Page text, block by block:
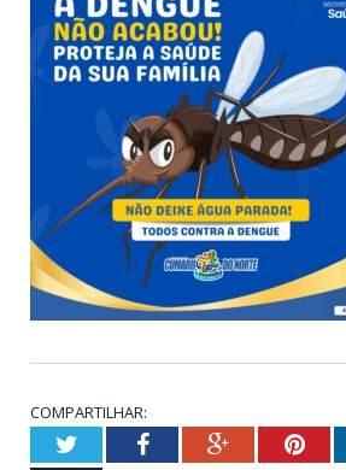
COMPARTILHAR:
TwitterFacebookGoogle+